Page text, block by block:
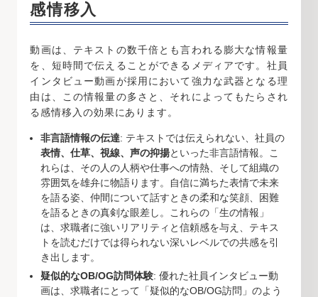
感情移入
動画は、テキストの数千倍とも言われる膨大な情報量
を、短時間で伝えることができるメディアです。社員
インタビュー動画が採用において強力な武器となる理
由は、この情報量の多さと、それによってもたらされ
る感情移入の効果にあります。
非言語情報の伝達: テキストでは伝えられない、社員の
表情、仕草、視線、声の抑揚といった非言語情報。こ
れらは、その人の人柄や仕事への情熱、そして組織の
雰囲気を雄弁に物語ります。自信に満ちた表情で未来
を語る姿、仲間について話すときの柔和な笑顔、困難
を語るときの真剣な眼差し。これらの「生の情報」
は、求職者に強いリアリティと信頼感を与え、テキス
トを読むだけでは得られない深いレベルでの共感を引
き出します。
疑似的なOB/OG訪問体験: 優れた社員インタビュー動
画は、求職者にとって「疑似的なOB/OG訪問」のよう